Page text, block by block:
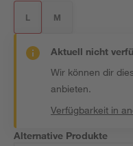
L M
Aktuell nicht
Wir können dir
anbieten.
Verfügbarkeit in
Alternative Produkte